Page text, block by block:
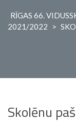
RĪGAS 66.
2021/2022
>
Skolēnu